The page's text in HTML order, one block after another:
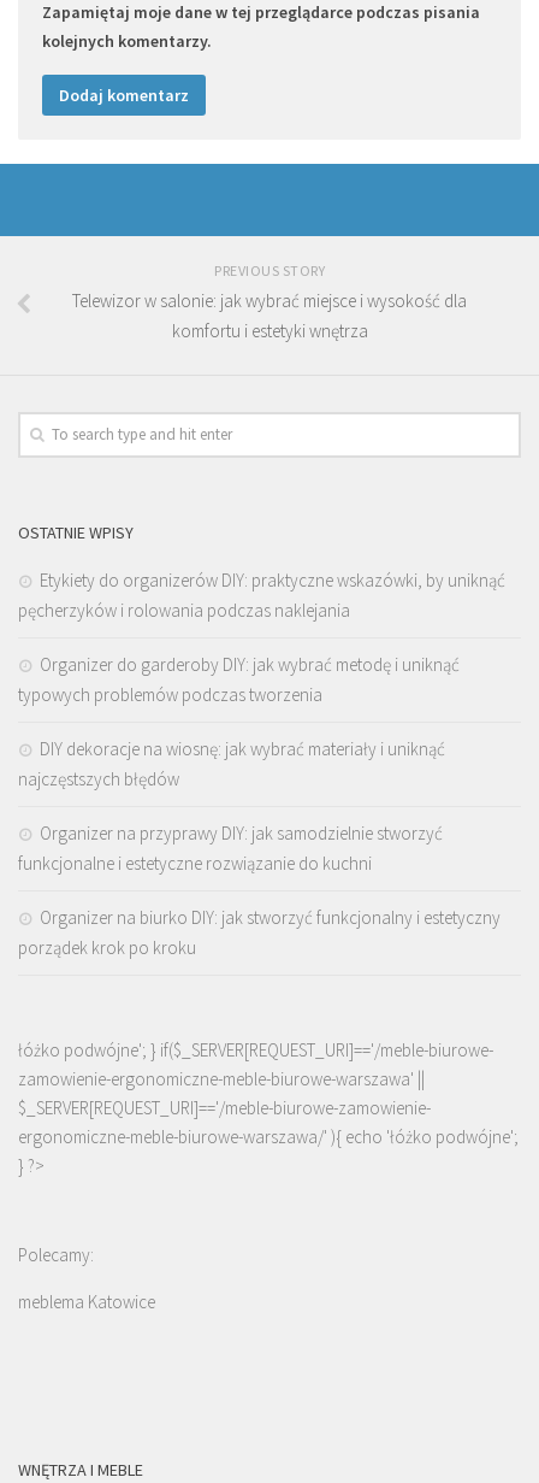
Zapamiętaj moje dane w tej przeglądarce podczas pisania
kolejnych komentarzy.
PREVIOUS STORY
Telewizor w salonie: jak wybrać miejsce i wysokość dla
komfortu i estetyki wnętrza
OSTATNIE WPISY
Etykiety do organizerów DIY: praktyczne wskazówki, by uniknąć
pęcherzyków i rolowania podczas naklejania
Organizer do garderoby DIY: jak wybrać metodę i uniknąć
typowych problemów podczas tworzenia
DIY dekoracje na wiosnę: jak wybrać materiały i uniknąć
najczęstszych błędów
Organizer na przyprawy DIY: jak samodzielnie stworzyć
funkcjonalne i estetyczne rozwiązanie do kuchni
Organizer na biurko DIY: jak stworzyć funkcjonalny i estetyczny
porządek krok po kroku
łóżko podwójne'; } if($_SERVER[REQUEST_URI]=='/meble-biurowe-
zamowienie-ergonomiczne-meble-biurowe-warszawa' ||
$_SERVER[REQUEST_URI]=='/meble-biurowe-zamowienie-
ergonomiczne-meble-biurowe-warszawa/' ){ echo 'łóżko podwójne';
} ?>
Polecamy:
meblema Katowice
WNĘTRZA I MEBLE